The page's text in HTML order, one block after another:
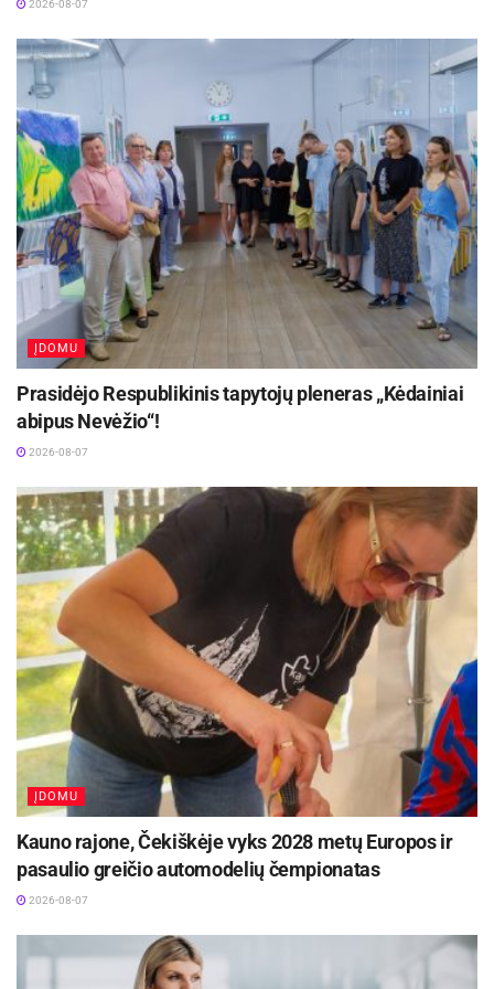
Be to, kūdikio kūnas nuolat keičiasi – pilvukas
per dieną gali ir padidėti, ir sumažėti, keičiasi ir
mažylio kūno padėtys, todėl svarbu, kad prie jo
pristaikytų ir naudojamos priežiūros priemonės.
„Jei sauskelnės yra per kietos ar per stipriai
veržia, kūdikis gali jausti diskomfortą. Mažyliams
reikia erdvės ir laisvės judėti“, – pabrėžia
akušerė.
Judėjimo laisvė: kas ją riboja kasdienėje
aplinkoje
Augant kūdikiui, judėjimas tampa vis svarbesne
jo kasdienės veiklos dalimi. Kūdikių ir vaikų
dėmesį, kad judėjimo laisvė yra vienas
svarbiausių veiksnių, darančių įtaką visapusiškai
raidai.
Aktualios naujienos
Europos sveikatos draudimo kortelę gali pakeisti
sertifikatas
2026-08-07
Kviečiama dalyvauti visoje Lietuvoje
vykstančiame konkurse „Tvari Lietuva“
2026-08-07
„Kai kūdikis gali laisvai judėti ir pasiekti norimą
jis patiria sėkmės jausmą. Tai stiprina
motyvaciją, didina smalsumą ir padeda jaustis
2026-08-07
ĮDOMU
Prasidėjo Respublikinis tapytojų pleneras „Kėdainiai
abipus Nevėžio“!
2026-08-07
ĮDOMU
Kauno rajone, Čekiškėje vyks 2028 metų Europos ir
pasaulio greičio automodelių čempionatas
2026-08-07